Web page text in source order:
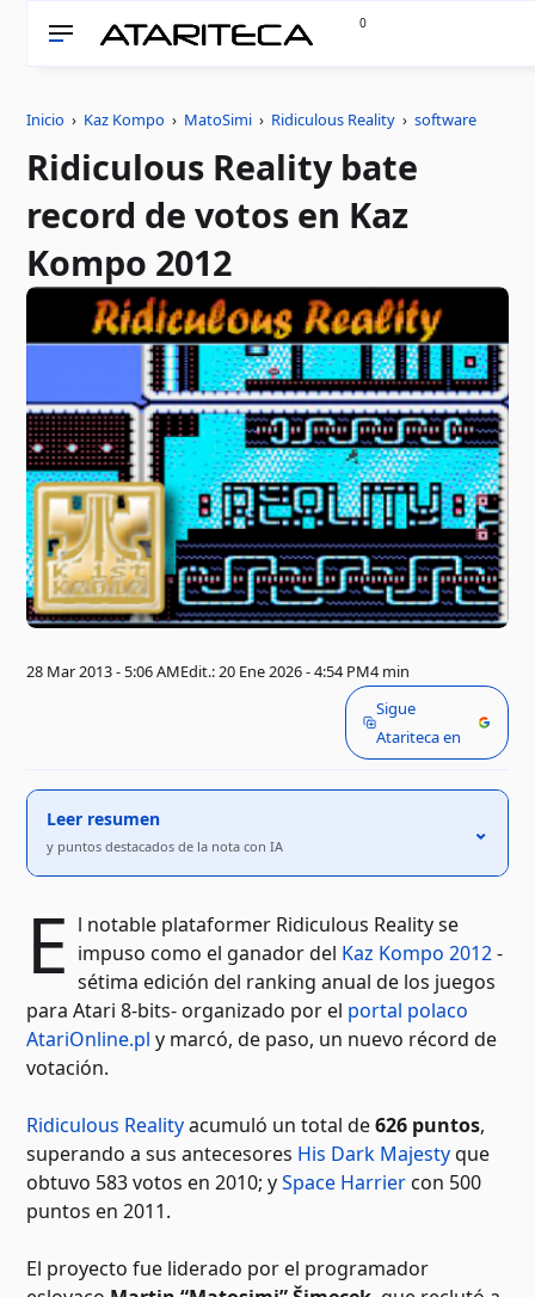
0
Inicio › Kaz Kompo › MatoSimi › Ridiculous Reality ›software
Ridiculous Reality bate
record de votos en Kaz
Kompo 2012
28 Mar 2013 - 5:06 AMEdit.: 20 Ene 2026 - 4:54 PM4 min
Sigue
Atariteca en
Leer resumen
y puntos destacados de la nota con IA
⌃
E l notable plataformer Ridiculous Reality se
impuso como el ganador del Kaz Kompo 2012-
sétima edición del ranking anual de los juegos
para Atari 8-bits- organizado por el portal polaco
AtariOnline.pl y marcó, de paso, un nuevo récord de
votación.
Ridiculous Realityacumuló un total de626 puntos,
superando a sus antecesores His Dark Majestyque
obtuvo 583 votos en 2010; ySpace Harriercon 500
puntos en 2011.
El proyecto fue liderado por el programador